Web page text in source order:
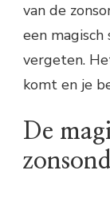
van de
een
vergeten.
komt en je
De